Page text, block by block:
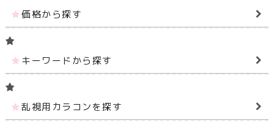
価格から探す
キーワードから探す
乱視用カラコンを探す